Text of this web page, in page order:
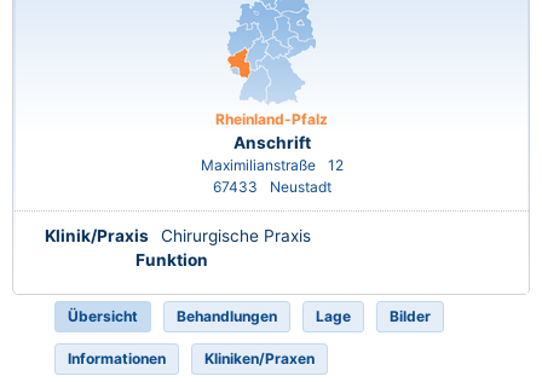
Rheinland-Pfalz
Anschrift
Maximilianstraße
12
67433
Neustadt
Klinik/Praxis
Chirurgische Praxis
Funktion
Übersicht Behandlungen Lage Bilder
Informationen Kliniken/Praxen